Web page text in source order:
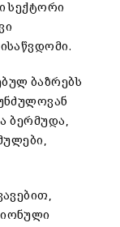
სექტორი
ბაზრებს
ბერმუდა,